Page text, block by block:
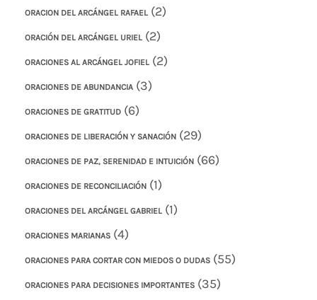
ORACION DEL ARCÁNGEL RAFAEL (2)
ORACIÓN DEL ARCÁNGEL URIEL (2)
ORACIONES AL ARCÁNGEL JOFIEL (2)
ORACIONES DE ABUNDANCIA (3)
ORACIONES DE GRATITUD (6)
ORACIONES DE LIBERACIÓN Y SANACIÓN (29)
ORACIONES DE PAZ, SERENIDAD E INTUICIÓN (66)
ORACIONES DE RECONCILIACIÓN (1)
ORACIONES DEL ARCÁNGEL GABRIEL (1)
ORACIONES MARIANAS (4)
ORACIONES PARA CORTAR CON MIEDOS O DUDAS (55)
ORACIONES PARA DECISIONES IMPORTANTES (35)